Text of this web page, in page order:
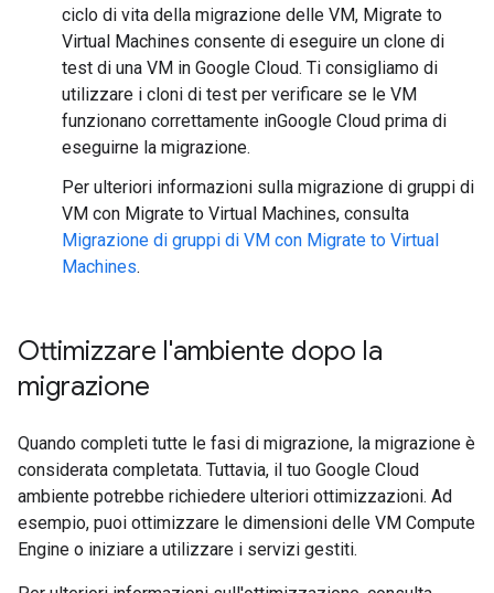
ciclo di vita della migrazione delle VM, Migrate to
Virtual Machines consente di eseguire un clone di
test di una VM in Google Cloud. Ti consigliamo di
utilizzare i cloni di test per verificare se le VM
funzionano correttamente inGoogle Cloud prima di
eseguirne la migrazione.
Per ulteriori informazioni sulla migrazione di gruppi di
VM con Migrate to Virtual Machines, consulta
Migrazione di gruppi di VM con Migrate to Virtual
Machines.
Ottimizzare l'ambiente dopo la
migrazione
Quando completi tutte le fasi di migrazione, la migrazione è
considerata completata. Tuttavia, il tuo Google Cloud
ambiente potrebbe richiedere ulteriori ottimizzazioni. Ad
esempio, puoi ottimizzare le dimensioni delle VM Compute
Engine o iniziare a utilizzare i servizi gestiti.